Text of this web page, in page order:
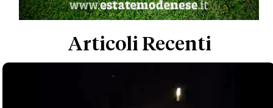
Articoli Recenti